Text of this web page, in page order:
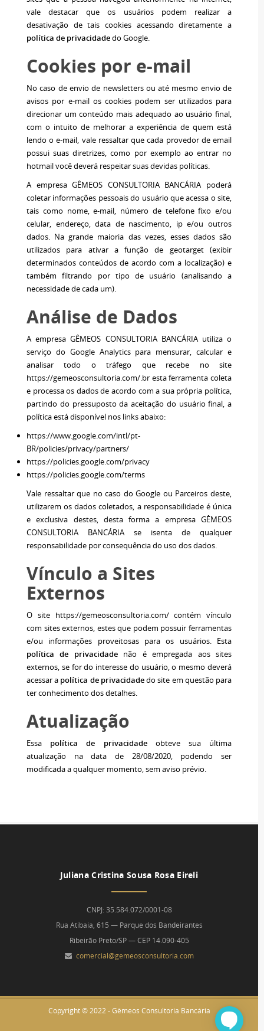
vale destacar que os usuários podem realizar a
desativação de tais cookies acessando diretamente a
política de privacidadedo Google.
Cookies por e-mail
No caso de envio de newsletters ou até mesmo envio de
avisos por e-mail os cookies podem ser utilizados para
direcionar um conteúdo mais adequado ao usuário final,
com o intuito de melhorar a experiência de quem está
lendo o e-mail, vale ressaltar que cada provedor de email
possui suas diretrizes, como por exemplo ao entrar no
hotmail você deverá respeitar suas devidas políticas.
A empresa GÊMEOS CONSULTORIA BANCÁRIA poderá
coletar informações pessoais do usuário que acessa o site,
tais como nome, e-mail, número de telefone fixo e/ou
celular, endereço, data de nascimento, ip e/ou outros
dados. Na grande maioria das vezes, esses dados são
utilizados para ativar a função de geotarget (exibir
determinados conteúdos de acordo com a localização) e
também filtrando por tipo de usuário (analisando a
necessidade de cada um).
Análise de Dados
A empresa GÊMEOS CONSULTORIA BANCÁRIA utiliza o
serviço do Google Analytics para mensurar, calcular e
analisar todo o tráfego que recebe no site
https://gemeosconsultoria.com/.br esta ferramenta coleta
e processa os dados de acordo com a sua própria política,
partindo do pressuposto da aceitação do usuário final, a
política está disponível nos links abaixo:
https://www.google.com/intl/pt-
BR/policies/privacy/partners/
https://policies.google.com/privacy
https://policies.google.com/terms
Vale ressaltar que no caso do Google ou Parceiros deste,
utilizarem os dados coletados, a responsabilidade é única
e exclusiva destes, desta forma a empresa GÊMEOS
CONSULTORIA BANCÁRIA se isenta de qualquer
responsabilidade por consequência do uso dos dados.
Vínculo a Sites
Externos
O site https://gemeosconsultoria.com/ contém vínculo
com sites externos, estes que podem possuir ferramentas
e/ou informações proveitosas para os usuários. Esta
política de privacidadenão é empregada aos sites
externos, se for do interesse do usuário, o mesmo deverá
acessar a política de privacidadedo site em questão para
ter conhecimento dos detalhes.
Atualização
Essa política de privacidadeobteve sua última
atualização na data de 28/08/2020, podendo ser
modificada a qualquer momento, sem aviso prévio.
Juliana Cristina Sousa Rosa Eireli
CNPJ: 35.584.072/0001-08
Rua Atibaia, 615 — Parque dos Bandeirantes
Ribeirão Preto/SP — CEP 14.090-405
comercial@gemeosconsultoria.com
Copyright © 2022 - Gêmeos Consultoria Bancária